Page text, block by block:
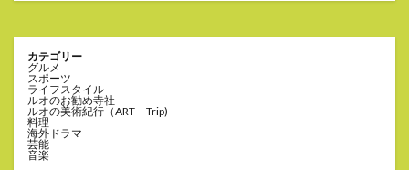
カテゴリー
グルメ
スポーツ
ライフスタイル
ルオのお勧め寺社
ルオの美術紀行（ART Trip)
料理
海外ドラマ
芸能
音楽